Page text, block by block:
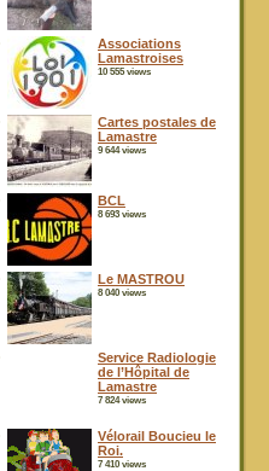
Associations
Lamastroises
10 555 views
Cartes postales de
Lamastre
9 644 views
BCL
8 693 views
Le MASTROU
8 040 views
Service Radiologie
de l’Hôpital de
Lamastre
7 824 views
Vélorail Boucieu le
Roi.
7 410 views